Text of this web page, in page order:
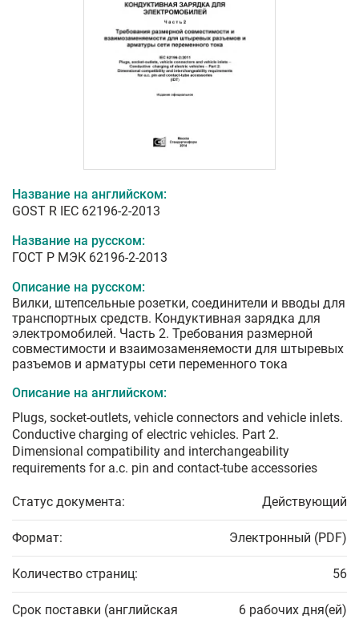
Название на английском:
GOST R IEC 62196-2-2013
Название на русском:
ГОСТ Р МЭК 62196-2-2013
Описание на русском:
Вилки, штепсельные розетки, соединители и вводы для
транспортных средств. Кондуктивная зарядка для
электромобилей. Часть 2. Требования размерной
совместимости и взаимозаменяемости для штыревых
разъемов и арматуры сети переменного тока
Описание на английском:
Plugs, socket-outlets, vehicle connectors and vehicle inlets.
Conductive charging of electric vehicles. Part 2.
Dimensional compatibility and interchangeability
requirements for a.c. pin and contact-tube accessories
Статус документа: Действующий
Формат: Электронный (PDF)
Количество страниц: 56
Срок поставки (английская 6 рабочих дня(ей)